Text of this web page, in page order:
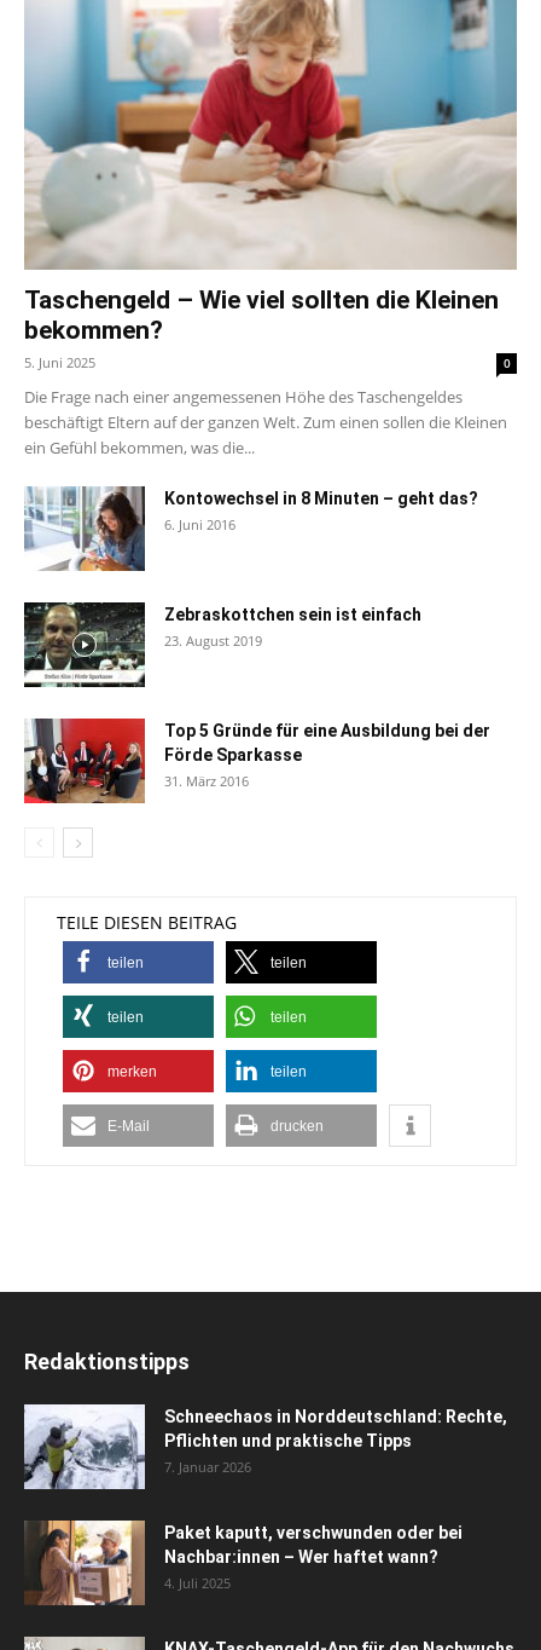
Taschengeld – Wie viel sollten die Kleinen
bekommen?
5. Juni 2025 0
Die Frage nach einer angemessenen Höhe des Taschengeldes
beschäftigt Eltern auf der ganzen Welt. Zum einen sollen die Kleinen
ein Gefühl bekommen, was die...
Kontowechsel in 8 Minuten – geht das?
6. Juni 2016
Zebraskottchen sein ist einfach
23. August 2019
Top 5 Gründe für eine Ausbildung bei der
Förde Sparkasse
31. März 2016
TEILE DIESEN BEITRAG
teilen teilen
teilen teilen
merken teilen
E-Mail drucken
Redaktionstipps
Schneechaos in Norddeutschland: Rechte,
Pflichten und praktische Tipps
7. Januar 2026
Paket kaputt, verschwunden oder bei
Nachbar:innen – Wer haftet wann?
4. Juli 2025